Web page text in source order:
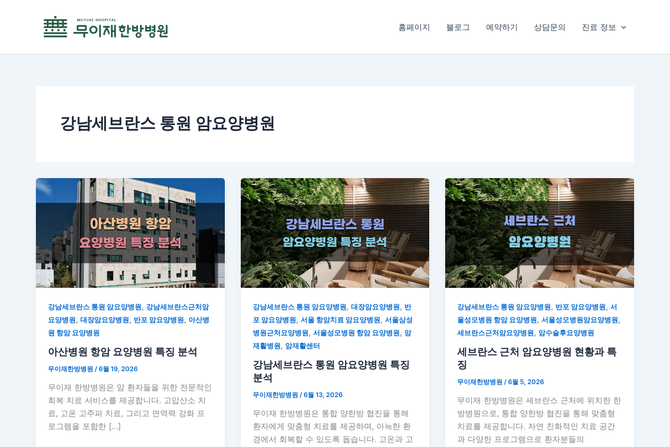
홈페이지 블로그 예약하기 상담문의 진료 정보
강남세브란스 통원 암요양병원
강남세브란스 통원 암요양병원, 강남세브란스근처암
요양병원, 대장암요양병원, 반포 암요양병원, 아산병
원 항암 요양병원
아산병원 항암 요양병원 특징 분석
무이재한방병원 /6월 19, 2026
무이재 한방병원은 암 환자들을 위한 전문적인
회복 치료 서비스를 제공합니다. 고압산소 치
료, 고온 고주파 치료, 그리고 면역력 강화 프
로그램을 포함한 […]
강남세브란스 통원 암요양병원, 대장암요양병원, 반
포 암요양병원, 서울 항암치료 암요양병원, 서울삼성
병원근처요양병원, 서울성모병원 항암 요양병원, 암
재활병원, 암재활센터
강남세브란스 통원 암요양병원 특징
분석
무이재한방병원 /6월 13, 2026
무이재 한방병원은 통합 양한방 협진을 통해
환자에게 맞춤형 치료를 제공하며, 아늑한 환
경에서 회복할 수 있도록 돕습니다. 고온과 고
강남세브란스 통원 암요양병원, 반포 암요양병원,서
울성모병원 항암 요양병원,서울성모병원암요양병원,
세브란스근처암요양병원, 암수술후요양병원
세브란스 근처 암요양병원 현황과 특
징
무이재한방병원 /6월 5, 2026
무이재 한방병원은 세브란스 근처에 위치한 한
방병원으로, 통합 양한방 협진을 통해 맞춤형
치료를 제공합니다. 자연 친화적인 치료 공간
과 다양한 프로그램으로 환자분들의